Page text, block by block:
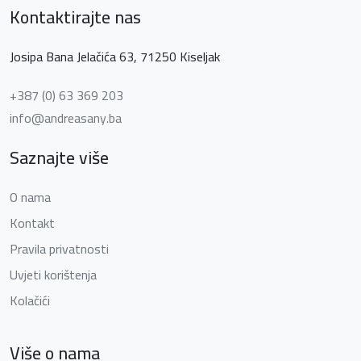
Kontaktirajte nas
Josipa Bana Jelačića 63, 71250 Kiseljak
+387 (0) 63 369 203
info@andreasany.ba
Saznajte više
O nama
Kontakt
Pravila privatnosti
Uvjeti korištenja
Kolačići
Više o nama